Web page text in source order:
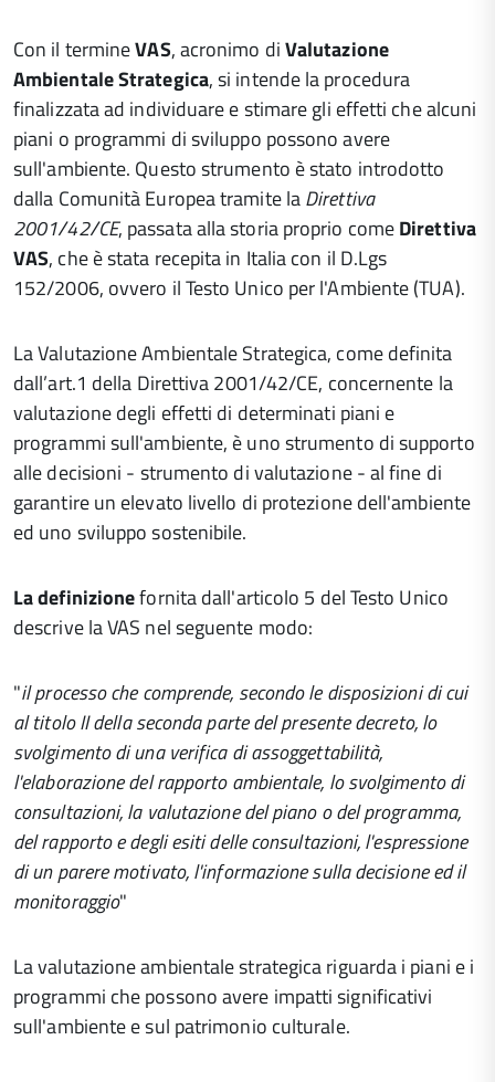
Con il termineVAS, acronimo diValutazione
Ambientale Strategica, si intende la procedura
finalizzata ad individuare e stimare gli effetti che alcuni
piani o programmi di sviluppo possono avere
sull'ambiente. Questo strumento è stato introdotto
dalla Comunità Europea tramite laDirettiva
2001/42/CE, passata alla storia proprio comeDirettiva
VAS, che è stata recepita in Italia con il D.Lgs
152/2006, ovvero il Testo Unico per l'Ambiente (TUA).
La Valutazione Ambientale Strategica, come definita
dall’art.1 della Direttiva 2001/42/CE, concernente la
valutazione degli effetti di determinati piani e
programmi sull'ambiente, è uno strumento di supporto
alle decisioni - strumento di valutazione - al fine di
garantire un elevato livello di protezione dell'ambiente
ed uno sviluppo sostenibile.
La definizionefornita dall'articolo 5 del Testo Unico
descrive la VAS nel seguente modo:
"il processo che comprende, secondo le disposizioni di cui
al titolo II della seconda parte del presente decreto, lo
svolgimento di una verifica di assoggettabilità,
l'elaborazione del rapporto ambientale, lo svolgimento di
consultazioni, la valutazione del piano o del programma,
del rapporto e degli esiti delle consultazioni, l'espressione
di un parere motivato, l'informazione sulla decisione ed il
monitoraggio"
La valutazione ambientale strategica riguarda i piani e i
programmi che possono avere impatti significativi
sull'ambiente e sul patrimonio culturale.